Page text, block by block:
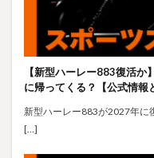
【新型ハーレー883復活
に帰ってくる？【公式情報
新型ハーレー883が2027年に
[…]